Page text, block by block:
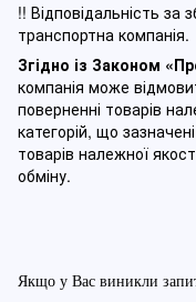
!! Відповідальність за
транспортна компанія.
Згідно із Законом
компанія може
поверненні товарів
категорій, що
товарів належної
обміну.
Якщо у Вас виникли